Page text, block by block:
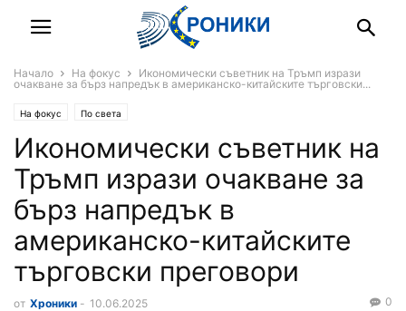
Начало На фокус
Икономически съветник на Тръмп изрази
очакване за бърз напредък в американско-китайските търговски...
На фокус По света
Икономически съветник на
Тръмп изрази очакване за
бърз напредък в
американско-китайските
търговски преговори
от Хроники - 10.06.2025 0